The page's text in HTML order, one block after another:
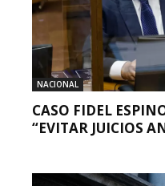
NACIONAL
CASO FIDEL
“EVITAR JUICIOS